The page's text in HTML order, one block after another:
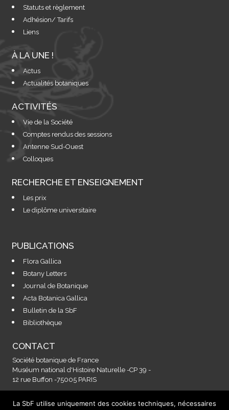
Statuts et règlement
Adhésion/ Tarifs
Liens
À LA UNE !
Actus
Actualités botaniques
ACTIVITÉS
Vie de la Société
Comptes rendus des sessions
Antenne Sud-Ouest
Colloques
RECHERCHE ET ENSEIGNEMENT
Les prix
Le diplôme universitaire
PUBLICATIONS
Flora Gallica
Botany Letters
Journal de Botanique
Acta Botanica Gallica
Bulletin de la SbF
Bibliothèque
CONTACT
Société botanique de France
Muséum national d'Histoire Naturelle -CP 39 -
12 rue Buffon -75005 PARIS
Contactez-nous à l'adresse :
La SbF utilise uniquement des cookies techniques, nécessaires